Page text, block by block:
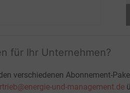
für Ihr Unternehmen?
verschiedenen Abonnement-
und-management.de